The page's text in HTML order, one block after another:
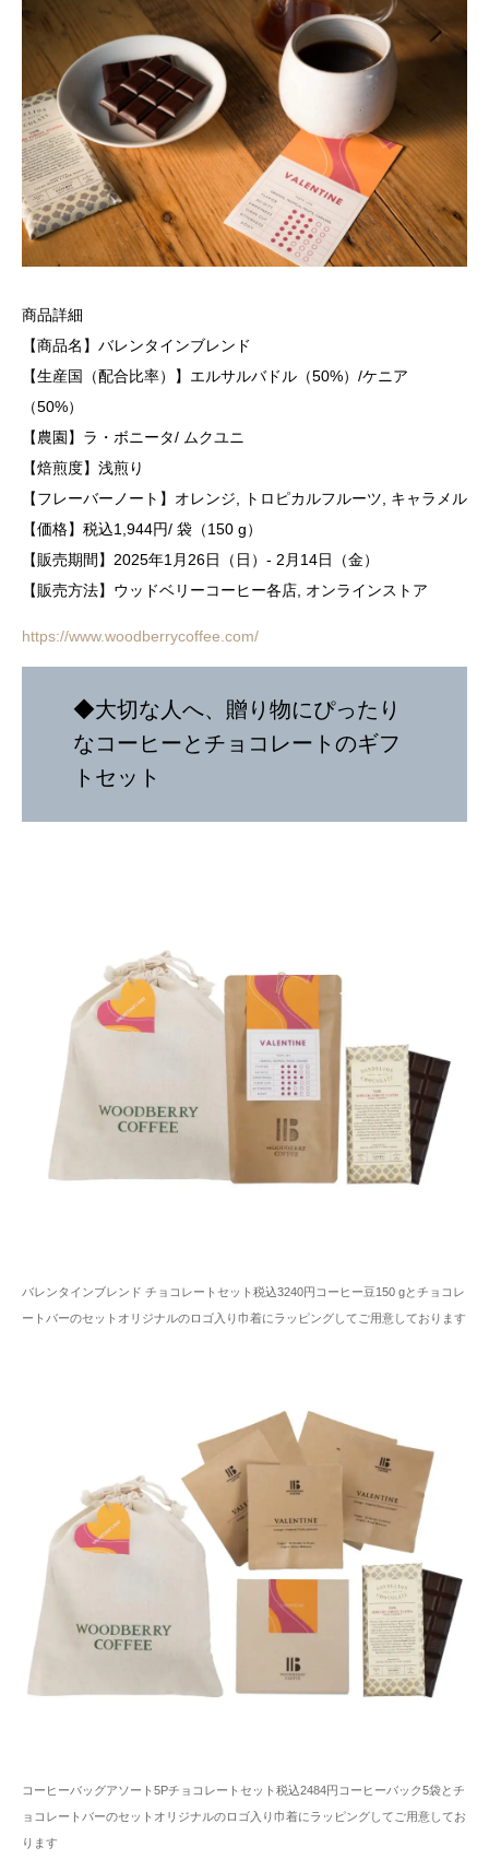
商品詳細
【商品名】バレンタインブレンド
【生産国（配合比率）】エルサルバドル（50%）/ケニア
（50%）
【農園】ラ・ボニータ/ ムクユニ
【焙煎度】浅煎り
【フレーバーノート】オレンジ, トロピカルフルーツ, キャラメル
【価格】税込1,944円/ 袋（150 g）
【販売期間】2025年1月26日（日）- 2月14日（金）
【販売方法】ウッドベリーコーヒー各店, オンラインストア
https://www.woodberrycoffee.com/
◆大切な人へ、贈り物にぴったり
なコーヒーとチョコレートのギフ
トセット
バレンタインブレンド チョコレートセット税込3240円コーヒー豆150 gとチョコレ
ートバーのセットオリジナルのロゴ入り巾着にラッピングしてご用意しております
コーヒーバッグアソート5Pチョコレートセット税込2484円コーヒーバック5袋とチ
ョコレートバーのセットオリジナルのロゴ入り巾着にラッピングしてご用意してお
ります